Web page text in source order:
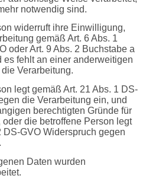
notwendig sind.
widerruft ihre Einwilligung,
gemäß Art. 6 Abs. 1
oder Art. 9 Abs. 2 Buchstabe a
es fehlt an einer anderweitigen
Verarbeitung.
legt gemäß Art. 21 Abs. 1 DS-
die Verarbeitung ein, und
berechtigten Gründe für
die betroffene Person legt
DS-GVO Widerspruch gegen
Daten wurden